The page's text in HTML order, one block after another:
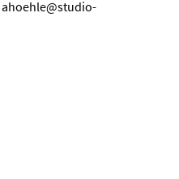
ahoehle@studio-